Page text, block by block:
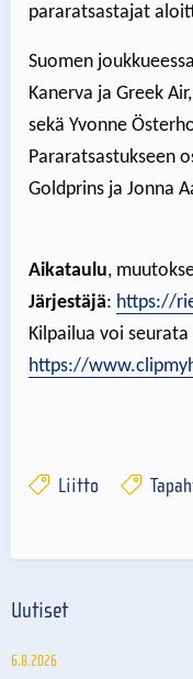
pararatsastajat
Suomen
Kanerva ja Greek
sekä Yvonne
Pararatsastukseen
Goldprins ja Jonna
Aikataulu,
Järjestäjä: https://
Kilpailua voi
https://
Liitto
Uutiset
6.8.2026